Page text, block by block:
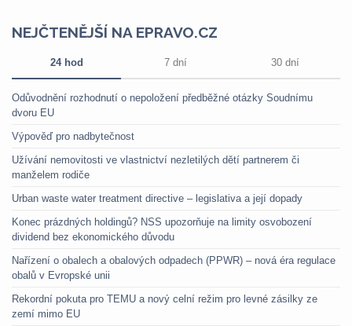
NEJČTENĚJŠÍ NA EPRAVO.CZ
24 hod 7 dní 30 dní
Odůvodnění rozhodnutí o nepoložení předběžné otázky Soudnímu
dvoru EU
Výpověď pro nadbytečnost
Užívání nemovitosti ve vlastnictví nezletilých dětí partnerem či
manželem rodiče
Urban waste water treatment directive – legislativa a její dopady
Konec prázdných holdingů? NSS upozorňuje na limity osvobození
dividend bez ekonomického důvodu
Nařízení o obalech a obalových odpadech (PPWR) – nová éra regulace
obalů v Evropské unii
Rekordní pokuta pro TEMU a nový celní režim pro levné zásilky ze
zemí mimo EU